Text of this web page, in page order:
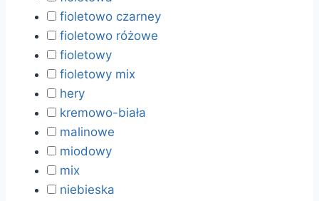
fioletowo czarney
fioletowo różowe
fioletowy
fioletowy mix
hery
kremowo-biała
malinowe
miodowy
mix
niebieska